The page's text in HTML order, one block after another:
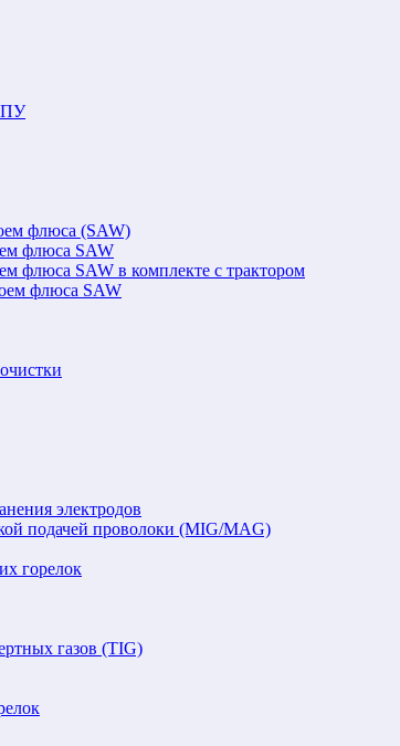
флюса (SAW)
флюса SAW
флюса SAW в комплекте с трактором
флюса SAW
электродов
подачей проволоки (MIG/MAG)
горелок
газов (TIG)